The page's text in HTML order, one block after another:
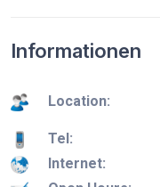
Informationen
Location:
Tel:
Internet: